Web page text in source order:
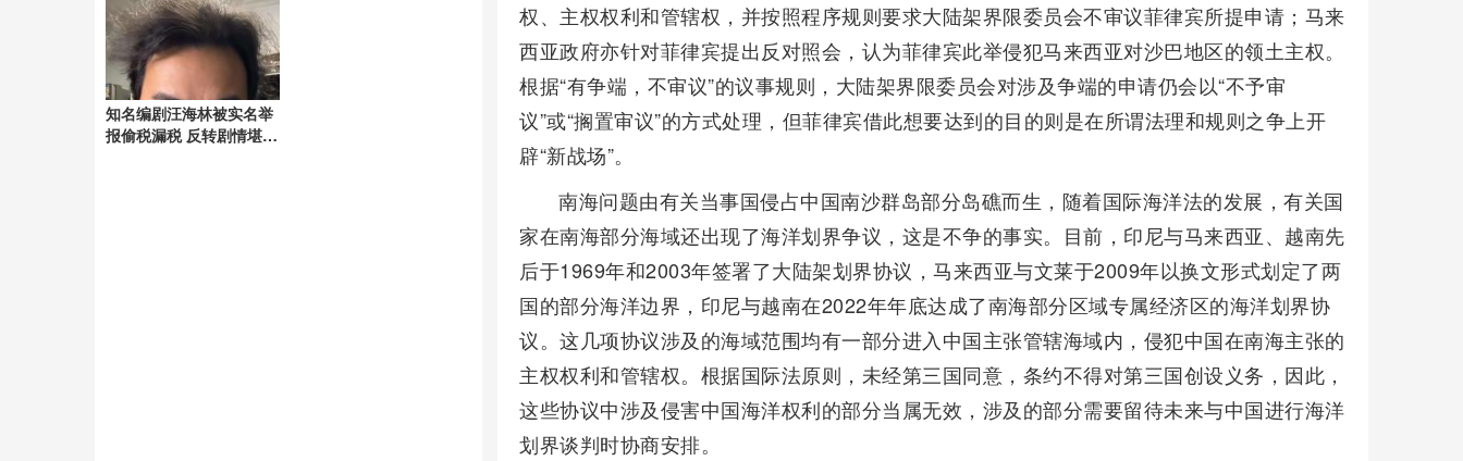
权、主权权利和管辖权，并按照程序规则要求大陆架界限委员会不审议菲律宾所提申请；马来
西亚政府亦针对菲律宾提出反对照会，认为菲律宾此举侵犯马来西亚对沙巴地区的领土主权。
根据“有争端，不审议”的议事规则，大陆架界限委员会对涉及争端的申请仍会以“不予审
议”或“搁置审议”的方式处理，但菲律宾借此想要达到的目的则是在所谓法理和规则之争上开
辟“新战场”。
南海问题由有关当事国侵占中国南沙群岛部分岛礁而生，随着国际海洋法的发展，有关国
家在南海部分海域还出现了海洋划界争议，这是不争的事实。目前，印尼与马来西亚、越南先
后于1969年和2003年签署了大陆架划界协议，马来西亚与文莱于2009年以换文形式划定了两
国的部分海洋边界，印尼与越南在2022年年底达成了南海部分区域专属经济区的海洋划界协
议。这几项协议涉及的海域范围均有一部分进入中国主张管辖海域内，侵犯中国在南海主张的
主权权利和管辖权。根据国际法原则，未经第三国同意，条约不得对第三国创设义务，因此，
这些协议中涉及侵害中国海洋权利的部分当属无效，涉及的部分需要留待未来与中国进行海洋
划界谈判时协商安排。
知名编剧汪海林被实名举
报偷税漏税 反转剧情堪比